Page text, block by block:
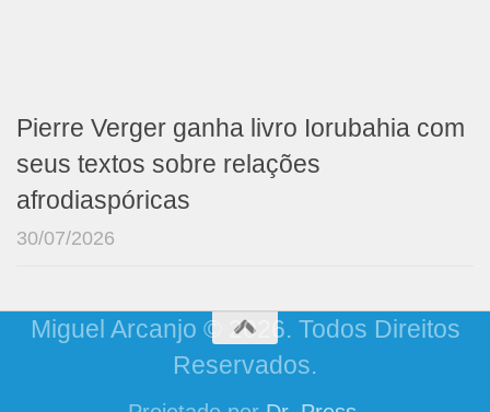
Pierre Verger ganha livro Iorubahia com
seus textos sobre relações
afrodiaspóricas
30/07/2026
Miguel Arcanjo © 2026. Todos Direitos
Reservados.